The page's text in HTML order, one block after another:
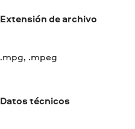
Extensión de archivo
.mpg, .mpeg
Datos técnicos